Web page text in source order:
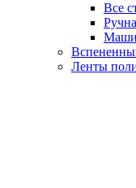
Все
Ленты